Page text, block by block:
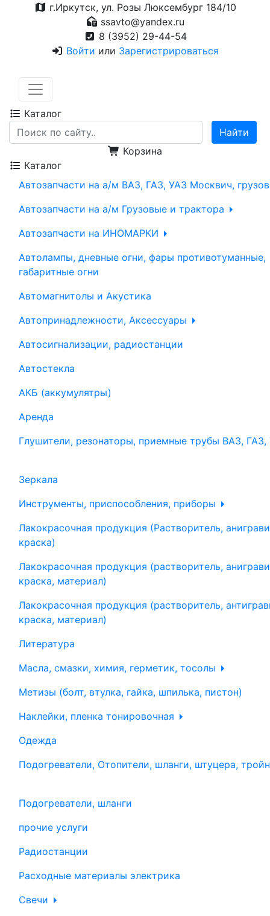
г.Иркутск, ул. Розы Люксембург 184/10
ssavto@yandex.ru
8 (3952) 29-44-54
Войти или Зарегистрироваться
Каталог
Корзина
Каталог
Автозапчасти на а/м ВАЗ, ГАЗ, УАЗ Москвич,
Автозапчасти на а/м Грузовые и трактора
Автозапчасти на ИНОМАРКИ
Автолампы, дневные огни, фары противотуманные,
габаритные огни
Автомагнитолы и Акустика
Автопринадлежности, Аксессуары
Автосигнализации, радиостанции
Автостекла
АКБ (аккумулятры)
Аренда
Глушители, резонаторы, приемные трубы ВАЗ, ГАЗ,
Зеркала
Инструменты, приспособления, приборы
Лакокрасочная продукция (Растворитель,
краска)
Лакокрасочная продукция (растворитель,
краска, материал)
Лакокрасочная продукция (растворитель,
краска, материал)
Литература
Масла, смазки, химия, герметик, тосолы
Метизы (болт, втулка, гайка, шпилька, пистон)
Наклейки, пленка тонировочная
Одежда
Подогреватели, Отопители, шланги, штуцера,
Подогреватели, шланги
прочие услуги
Радиостанции
Расходные материалы электрика
Свечи